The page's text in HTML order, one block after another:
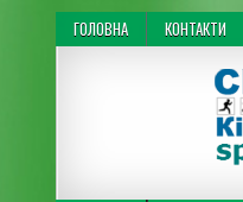
Перейти до вмісту
ГОЛОВНА КОНТАКТИ